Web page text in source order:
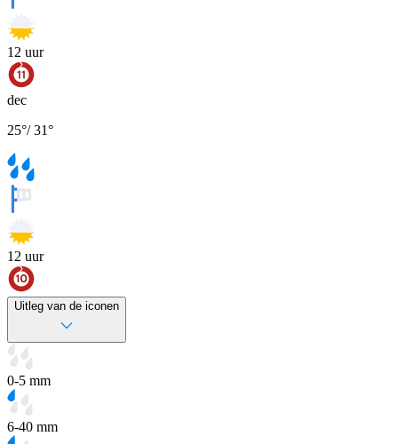
12 uur
dec
25°/31°
12 uur
Uitleg van de iconen
0-5 mm
6-40 mm